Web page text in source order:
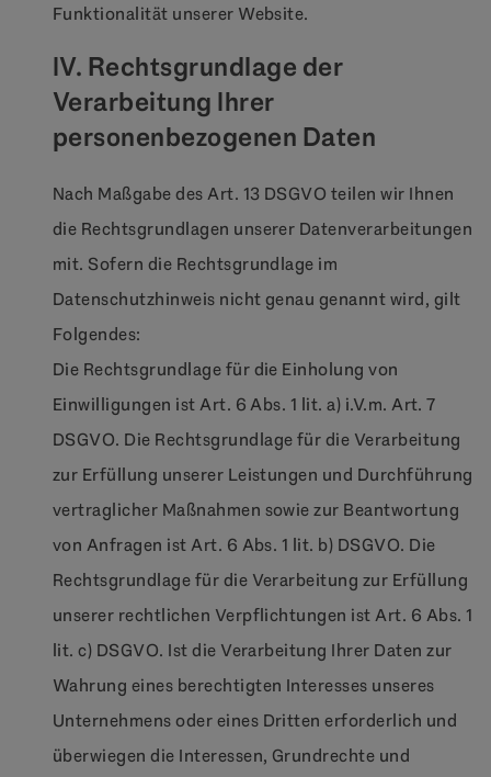
Funktionalität unserer Website.
IV. Rechtsgrundlage der
Verarbeitung Ihrer
personenbezogenen Daten
Nach Maßgabe des Art. 13 DSGVO teilen wir Ihnen
die Rechtsgrundlagen unserer Datenverarbeitungen
mit. Sofern die Rechtsgrundlage im
Datenschutzhinweis nicht genau genannt wird, gilt
Folgendes:
Die Rechtsgrundlage für die Einholung von
Einwilligungen ist Art. 6 Abs. 1 lit. a) i.V.m. Art. 7
DSGVO. Die Rechtsgrundlage für die Verarbeitung
zur Erfüllung unserer Leistungen und Durchführung
vertraglicher Maßnahmen sowie zur Beantwortung
von Anfragen ist Art. 6 Abs. 1 lit. b) DSGVO. Die
Rechtsgrundlage für die Verarbeitung zur Erfüllung
unserer rechtlichen Verpflichtungen ist Art. 6 Abs. 1
lit. c) DSGVO. Ist die Verarbeitung Ihrer Daten zur
Wahrung eines berechtigten Interesses unseres
Unternehmens oder eines Dritten erforderlich und
überwiegen die Interessen, Grundrechte und